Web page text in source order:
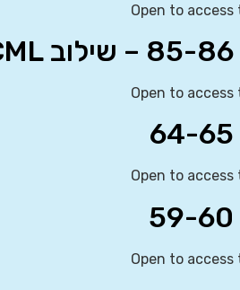
Open to
Open to
Open to
Open to